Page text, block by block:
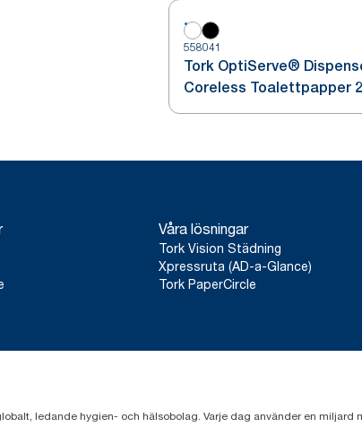
558041
Tork OptiServe®
Coreless Toalettpapper
Vit T7
Våra lösningar
Tork Vision Städning
Xpressruta (AD-a-Glance)
Tork PaperCircle
ledande hygien- och hälsobolag. Varje dag använder en